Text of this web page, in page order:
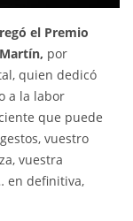
el Premio
por
quien dedicó
a la labor
que puede
vuestro
vuestra
en definitiva,